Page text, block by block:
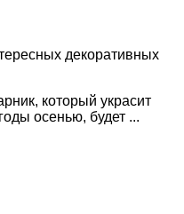
декоративных
который украсит
осенью, будет ...